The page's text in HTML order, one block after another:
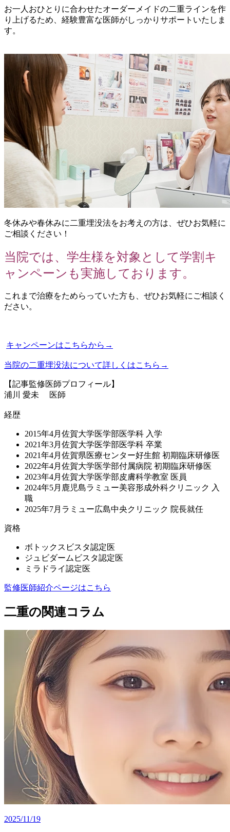
お一人おひとりに合わせたオーダーメイドの二重ラインを作
り上げるため、経験豊富な医師がしっかりサポートいたしま
す。
冬休みや春休みに二重埋没法をお考えの方は、ぜひお気軽に
ご相談ください！
当院では、学生様を対象として学割キ
ャンペーンも実施しております。
これまで治療をためらっていた方も、ぜひお気軽にご相談く
ださい。
キャンペーンはこちらから→
当院の二重埋没法について詳しくはこちら→
【記事監修医師プロフィール】
浦川 愛未 医師
経歴
2015年4月佐賀大学医学部医学科 入学
2021年3月佐賀大学医学部医学科 卒業
2021年4月佐賀県医療センター好生館 初期臨床研修医
2022年4月佐賀大学医学部付属病院 初期臨床研修医
2023年4月佐賀大学医学部皮膚科学教室 医員
2024年5月鹿児島ラミュー美容形成外科クリニック 入
職
2025年7月ラミュー広島中央クリニック 院長就任
資格
ボトックスビスタ認定医
ジュビダームビスタ認定医
ミラドライ認定医
監修医師紹介ページはこちら
二重の関連コラム
2025/11/19